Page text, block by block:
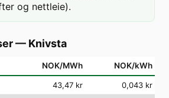
og nettleie).
— Knivsta
NOK/MWh NOK/kWh
43,47 kr
0,043 kr